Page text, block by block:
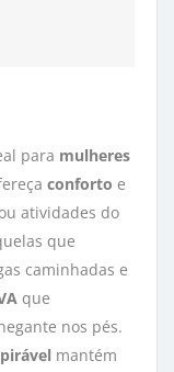
para mulheres
conforto e
atividades do
que
caminhadas e
que
nos pés.
mantém